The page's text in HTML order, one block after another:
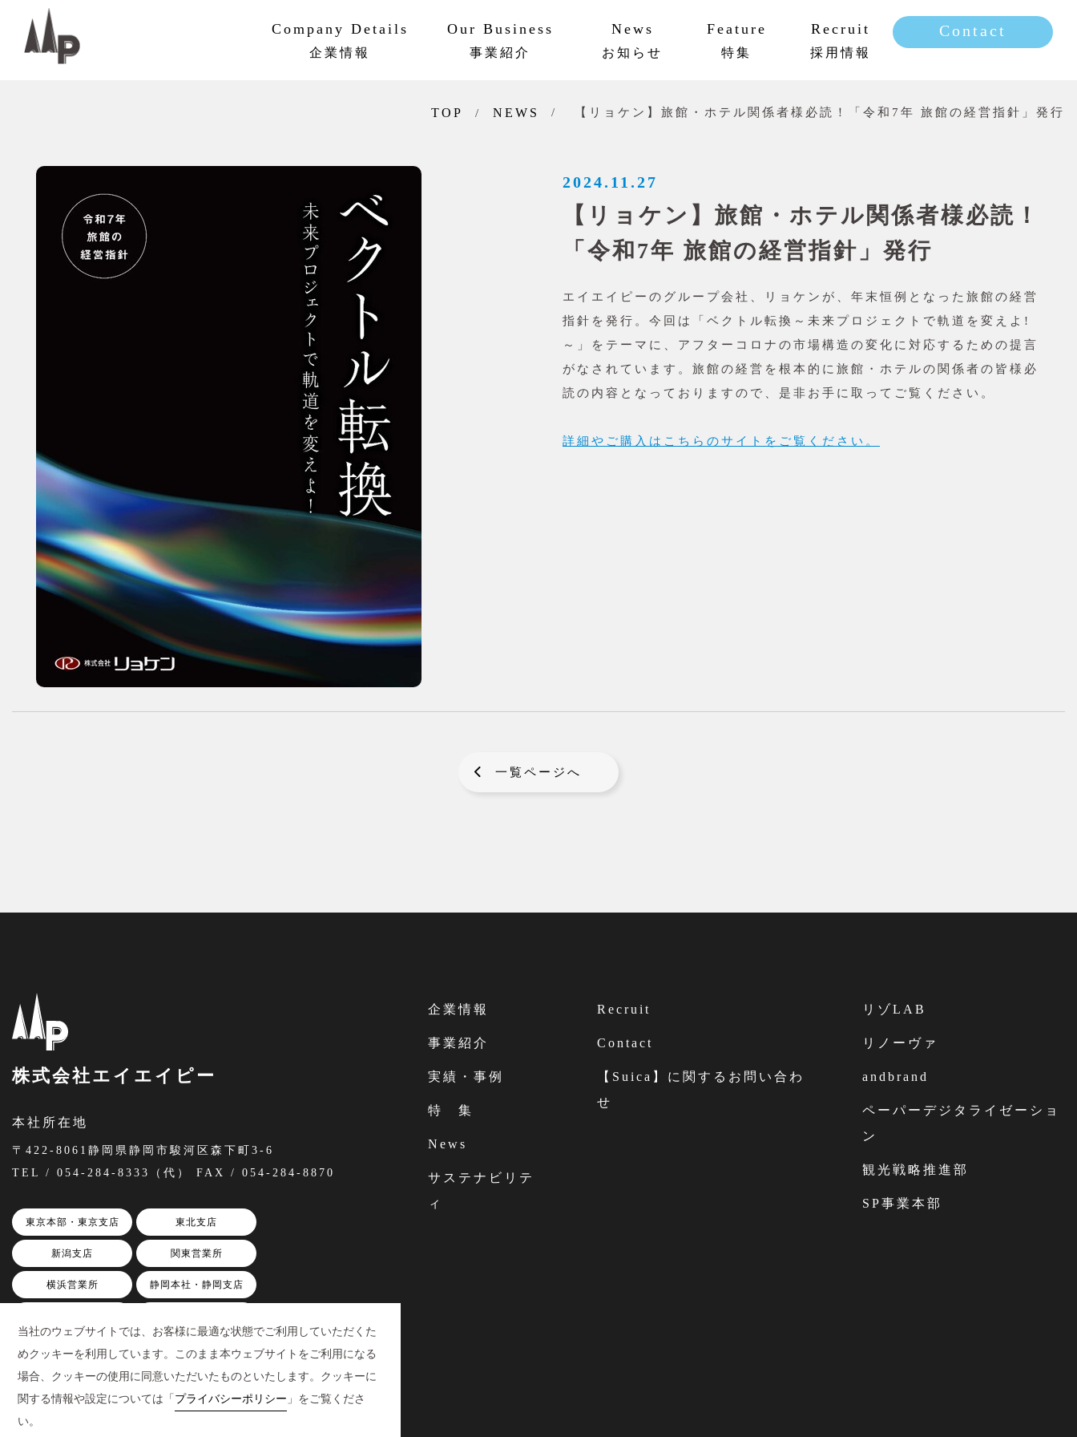
Company Details
企業情報
Our Business
事業紹介
News
お知らせ
Feature
特集
Recruit
採用情報
Contact
TOP NEWS 【リョケン】旅館・ホテル関係者様必読！「令和7年 旅館の経営指針」発行
2024.11.27
【リョケン】旅館・ホテル関係者様必読！
「令和7年 旅館の経営指針」発行
エイエイピーのグループ会社、リョケンが、年末恒例となった旅館の経営
指針を発行。今回は「ベクトル転換～未来プロジェクトで軌道を変えよ!
～」をテーマに、アフターコロナの市場構造の変化に対応するための提言
がなされています。旅館の経営を根本的に旅館・ホテルの関係者の皆様必
読の内容となっておりますので、是非お手に取ってご覧ください。
詳細やご購入はこちらのサイトをご覧ください。
一覧ページへ
株式会社エイエイピー
本社所在地
〒422-8061静岡県静岡市駿河区森下町3-6
TEL / 054-284-8333（代） FAX / 054-284-8870
東京本部・東京支店 東北支店
新潟支店 関東営業所
横浜営業所 静岡本社・静岡支店
浜松営業所 名古屋営業所
関西支店
企業情報
事業紹介
実績・事例
特 集
News
サステナビリテ
ィ
Recruit
Contact
【Suica】に関するお問い合わ
せ
リゾLAB
リノーヴァ
andbrand
ペーパーデジタライゼーショ
ン
観光戦略推進部
SP事業本部
当社のウェブサイトでは、お客様に最適な状態でご利用していただくた
めクッキーを利用しています。このまま本ウェブサイトをご利用になる
場合、クッキーの使用に同意いただいたものといたします。クッキーに
関する情報や設定については「 プライバシーポリシー 」をご覧くださ
い。